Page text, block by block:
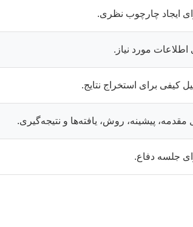
ایجاد چارچوب نظری.
اطلاعات مورد نیاز.
کیفی برای استخراج نتایج.
پیشینه، روش، یافته‌ها و نتیجه‌گیری.
جلسه دفاع.